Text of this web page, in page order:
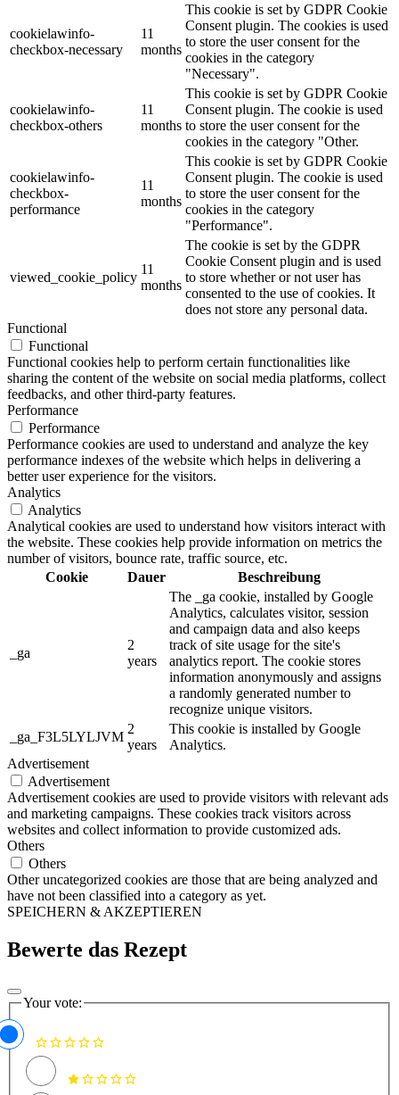
cookielawinfo-
checkbox-necessary
11
months
This cookie is set by GDPR Cookie
Consent plugin. The cookies is used
to store the user consent for the
cookies in the category
"Necessary".
cookielawinfo-
checkbox-others
11
months
This cookie is set by GDPR Cookie
Consent plugin. The cookie is used
to store the user consent for the
cookies in the category "Other.
cookielawinfo-
checkbox-
performance
11
months
This cookie is set by GDPR Cookie
Consent plugin. The cookie is used
to store the user consent for the
cookies in the category
"Performance".
viewed_cookie_policy
11
months
The cookie is set by the GDPR
Cookie Consent plugin and is used
to store whether or not user has
consented to the use of cookies. It
does not store any personal data.
Functional
Functional
Functional cookies help to perform certain functionalities like
sharing the content of the website on social media platforms, collect
feedbacks, and other third-party features.
Performance
Performance
Performance cookies are used to understand and analyze the key
performance indexes of the website which helps in delivering a
better user experience for the visitors.
Analytics
Analytics
Analytical cookies are used to understand how visitors interact with
the website. These cookies help provide information on metrics the
number of visitors, bounce rate, traffic source, etc.
Cookie
Dauer Beschreibung
_ga
2
years
The _ga cookie, installed by Google
Analytics, calculates visitor, session
and campaign data and also keeps
track of site usage for the site's
analytics report. The cookie stores
information anonymously and assigns
a randomly generated number to
recognize unique visitors.
_ga_F3L5LYLJVM
2
years
This cookie is installed by Google
Analytics.
Advertisement
Advertisement
Advertisement cookies are used to provide visitors with relevant ads
and marketing campaigns. These cookies track visitors across
websites and collect information to provide customized ads.
Others
Others
Other uncategorized cookies are those that are being analyzed and
have not been classified into a category as yet.
SPEICHERN & AKZEPTIEREN
Bewerte das Rezept
Your vote: